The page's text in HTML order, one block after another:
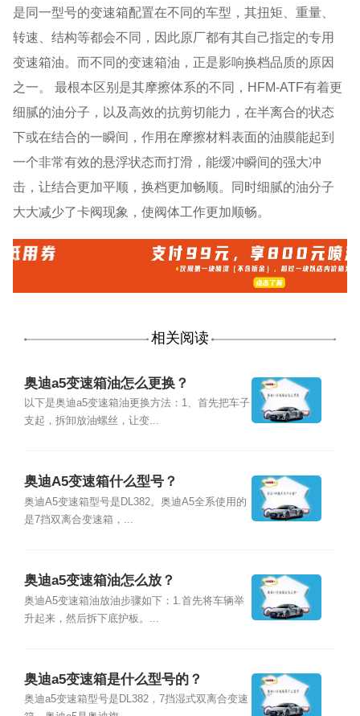
是同一型号的变速箱配置在不同的车型，其扭矩、重量、
转速、结构等都会不同，因此原厂都有其自己指定的专用
变速箱油。而不同的变速箱油，正是影响换档品质的原因
之一。 最根本区别是其摩擦体系的不同，HFM-ATF有着更
细腻的油分子，以及高效的抗剪切能力，在半离合的状态
下或在结合的一瞬间，作用在摩擦材料表面的油膜能起到
一个非常有效的悬浮状态而打滑，能缓冲瞬间的强大冲
击，让结合更加平顺，换档更加畅顺。同时细腻的油分子
大大减少了卡阀现象，使阀体工作更加顺畅。
相关阅读
奥迪a5变速箱油怎么更换？
以下是奥迪a5变速箱油更换方法：1、首先把车子
支起，拆卸放油螺丝，让变...
奥迪A5变速箱什么型号？
奥迪A5变速箱型号是DL382。奥迪A5全系使用的
是7挡双离合变速箱，...
奥迪a5变速箱油怎么放？
奥迪A5变速箱油放油步骤如下：1.首先将车辆举
升起来，然后拆下底护板。...
奥迪a5变速箱是什么型号的？
奥迪a5变速箱型号是DL382，7挡湿式双离合变速